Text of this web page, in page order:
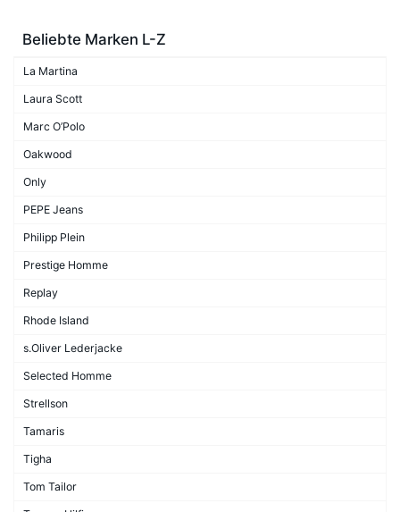
Beliebte Marken L-Z
La Martina
Laura Scott
Marc O’Polo
Oakwood
Only
PEPE Jeans
Philipp Plein
Prestige Homme
Replay
Rhode Island
s.Oliver Lederjacke
Selected Homme
Strellson
Tamaris
Tigha
Tom Tailor